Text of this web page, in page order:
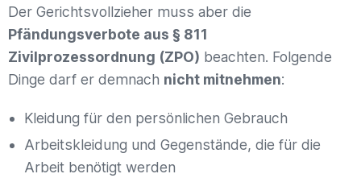
Der Gerichtsvollzieher muss aber die
Pfändungsverbote aus § 811
Zivilprozessordnung (ZPO) beachten. Folgende
Dinge darf er demnach nicht mitnehmen:
Kleidung für den persönlichen Gebrauch
Arbeitskleidung und Gegenstände, die für die
Arbeit benötigt werden